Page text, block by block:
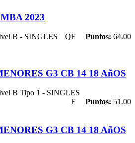
2023
B - SINGLES QF Puntos: 64.00
G3 CB 14 18 AñOS
B Tipo 1 - SINGLES
F
Puntos: 51.00
G3 CB 14 18 AñOS